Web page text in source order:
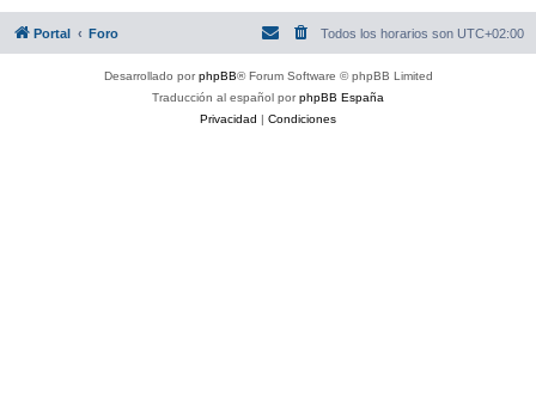
Portal Foro Todos los horarios son UTC+02:00
Desarrollado porphpBB® Forum Software © phpBB Limited
Traducción al español porphpBB España
Privacidad | Condiciones